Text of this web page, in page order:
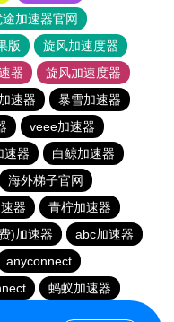
途加速器官网
版
旋风加速度器
器
旋风加速度器
速器
暴雪加速器
veee加速器
速器
白鲸加速器
海外梯子官网
器
青柠加速器
)加速器
abc加速器
anyconnect
蚂蚁加速器